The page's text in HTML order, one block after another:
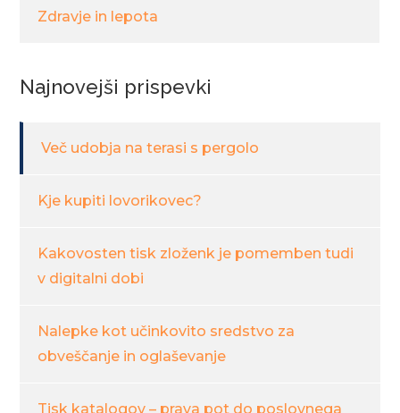
Zdravje in lepota
Najnovejši prispevki
Več udobja na terasi s pergolo
Kje kupiti lovorikovec?
Kakovosten tisk zloženk je pomemben tudi
v digitalni dobi
Nalepke kot učinkovito sredstvo za
obveščanje in oglaševanje
Tisk katalogov – prava pot do poslovnega